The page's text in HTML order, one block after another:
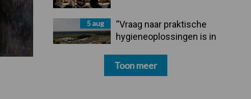
5 aug
“Vraag naar praktische
hygieneoplossingen is in
Toon meer